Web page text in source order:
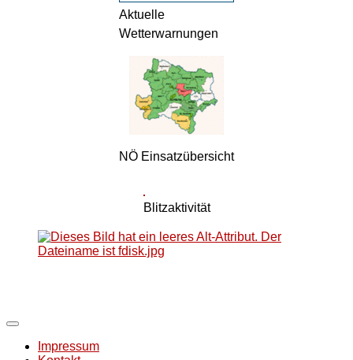
Aktuelle
Wetterwarnungen
NÖ Einsatzübersicht
Blitzaktivität
Impressum